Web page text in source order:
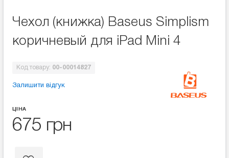
Чехол (книжка) Baseus Simplism
коричневый для iPad Mini 4
Код товару: 00-00014827
Залишити відгук
ЦІНА
675 грн